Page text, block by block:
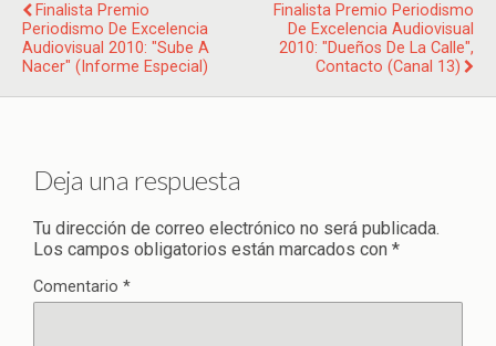
Finalista Premio
Periodismo De Excelencia
Audiovisual 2010: "Sube A
Nacer" (Informe Especial)
Finalista Premio Periodismo
De Excelencia Audiovisual
2010: "Dueños De La Calle",
Contacto (Canal 13)
Deja una respuesta
Tu dirección de correo electrónico no será publicada.
Los campos obligatorios están marcados con *
Comentario *